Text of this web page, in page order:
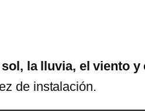
la lluvia, el viento
de instalación.